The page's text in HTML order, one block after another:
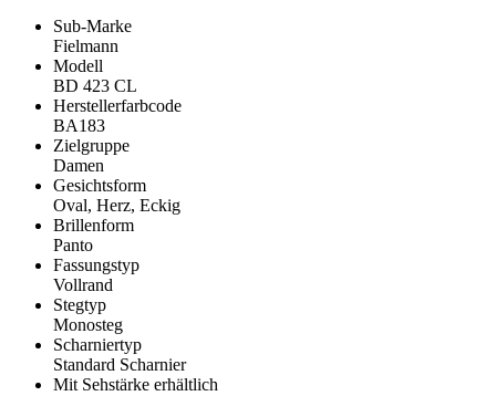
Sub-Marke
Fielmann
Modell
BD 423 CL
Herstellerfarbcode
BA183
Zielgruppe
Damen
Gesichtsform
Oval, Herz, Eckig
Brillenform
Panto
Fassungstyp
Vollrand
Stegtyp
Monosteg
Scharniertyp
Standard Scharnier
Mit Sehstärke erhältlich